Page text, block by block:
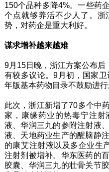
150个品种多降4%。一些药
个点就够养活不少人了。浙
势，对药企是重大利好。
谋求增补越来越难
9月15日晚，浙江方案公布后
有较多议论。9月初，国家
年版基本药物目录不鼓励进行
此次，浙江新增了70多个中
家，康缘药业的热毒宁注
液、华润三九的参附注射液
液、天地药业生产的醒脑静
的康艾注射液以及多企业生
注射剂被增补。华东医药的
胶囊、华润三九的壮骨关节